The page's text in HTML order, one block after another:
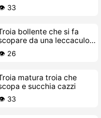
33
bollente che si fa
da una leccaculo
matura
26
matura troia che
e succhia cazzi
33